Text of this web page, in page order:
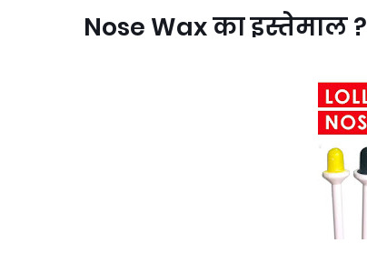
Nose Wax का इस्तेमाल ?